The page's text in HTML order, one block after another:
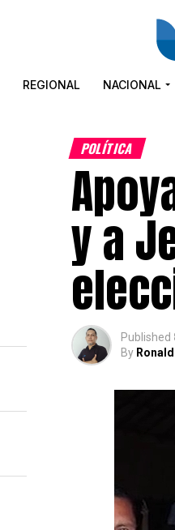
REGIONAL NACIONAL
POLÍTICA
y a
Published
By